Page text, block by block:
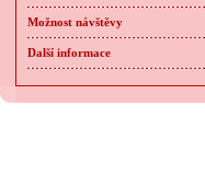
Možnost návštěvy
Další informace